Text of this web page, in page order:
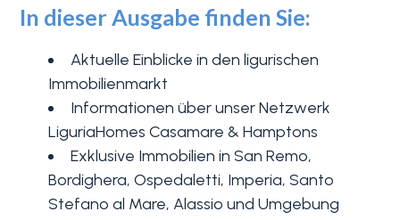
In dieser Ausgabe finden Sie:
Aktuelle Einblicke in den ligurischen
Immobilienmarkt
Informationen über unser Netzwerk
LiguriaHomes Casamare & Hamptons
Exklusive Immobilien inSan Remo,
Bordighera,Ospedaletti, Imperia,Santo
Stefano al Mare,Alassio und Umgebung